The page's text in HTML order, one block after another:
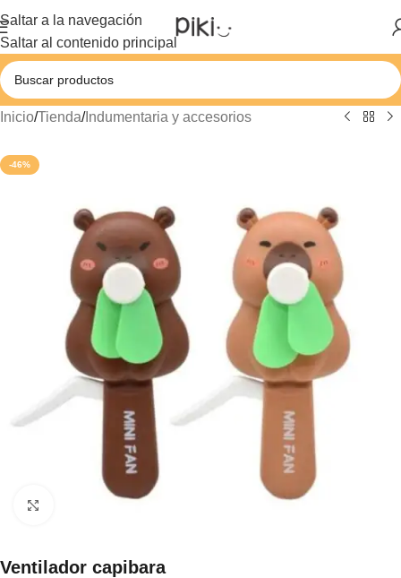
Saltar a la navegación
Saltar al contenido principal
Inicio/Tienda/Indumentaria y accesorios
-46%
Haga clic para ampliar
Ventilador capibara